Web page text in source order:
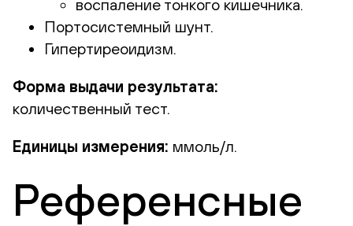
воспаление тонкого кишечника.
Портосистемный шунт.
Гипертиреоидизм.
Форма выдачи результата:
количественный тест.
Единицы измерения: ммоль/л.
Референсные